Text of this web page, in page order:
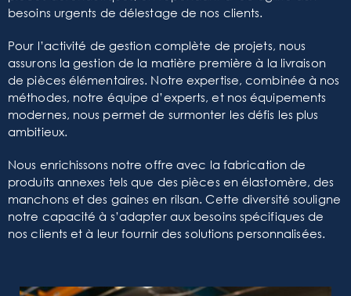
besoins urgents de délestage de nos clients.
Pour l’activité de gestion complète de projets, nous
assurons la gestion de la matière première à la livraison
de pièces élémentaires. Notre expertise, combinée à nos
méthodes, notre équipe d’experts, et nos équipements
modernes, nous permet de surmonter les défis les plus
ambitieux.
Nous enrichissons notre offre avec la fabrication de
produits annexes tels que des pièces en élastomère, des
manchons et des gaines en rilsan. Cette diversité souligne
notre capacité à s’adapter aux besoins spécifiques de
nos clients et à leur fournir des solutions personnalisées.